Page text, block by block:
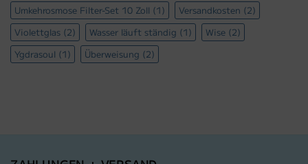
Umkehrosmose Filter-Set 10 Zoll (1) Versandkosten (2)
Violettglas (2) Wasser läuft ständig (1) Wise (2)
Ygdrasoul (1) Überweisung (2)